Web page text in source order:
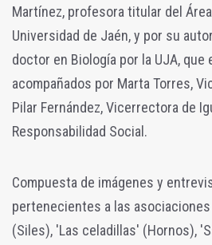
Martínez, profesora titular del
Universidad de Jaén, y por su
doctor en Biología por la UJA, que
acompañados por Marta Torres,
Pilar Fernández, Vicerrectora de
Responsabilidad Social.
Compuesta de imágenes y
pertenecientes a las
(Siles), 'Las celadillas' (Hornos),